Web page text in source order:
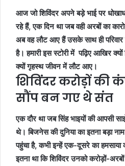
आज जो शिविंदर अपने बड़े भाई पर
रहे हैं, एक दिन था जब वही अरबों का
अब वह लौट आए हैं उसके साथ ही
है। हमारी इस स्टोरी में पढ़िए आखिर
क्यों गृहस्थ जीवन में लौट आए।
शिविंदर करोड़ों की
सौंप बन गए थे संत
एक दौर था जब सिंह भाइयों की आपसी
थे। बिजनेस की दुनिया का इतना बड़ा
पहुंचा है, कभी इन्हें एक-दूसरे का हमसाया
इतना था कि शिविंदर उनको करोड़ों-